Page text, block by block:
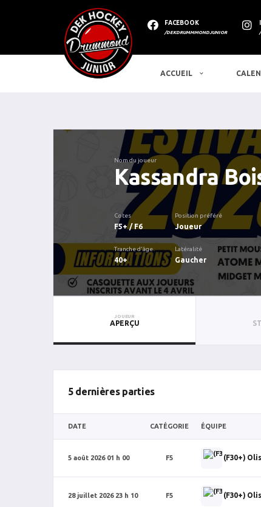
FACEBOOK
/DEKDRUMMMONDJUNIOR
ACCUEIL
Nom du joueur
Kassandra
Cotes
F5+ / F6
Position préféré
Joueur
Tranche d'âge
40+
Latéralité
Gaucher
JOUEUR
APERÇU
5 dernières parties
DATE CATÉGORIE ÉQUIPE
5 août 2026 01 h 00 F5 (F30+)
28 juillet 2026 23 h 10 F5 (F30+)